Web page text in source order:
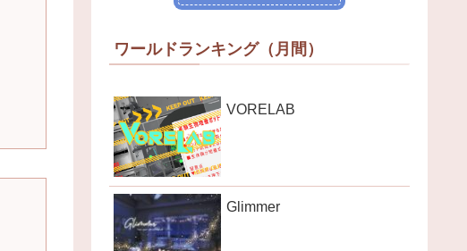
ワールドランキング（月間）
VORELAB
Glimmer